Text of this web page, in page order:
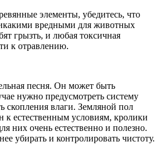
элементы, убедитесь, что
вредными для животных
грызть, и любая токсичная
к отравлению.
песня. Он может быть
нужно предусмотреть систему
скопления влаги. Земляной пол
к естественным условиям, кролики
них очень естественно и полезно.
убирать и контролировать чистоту.